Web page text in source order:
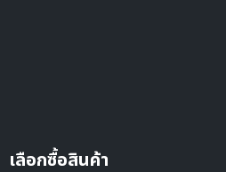
เลือกซื้อสินค้า